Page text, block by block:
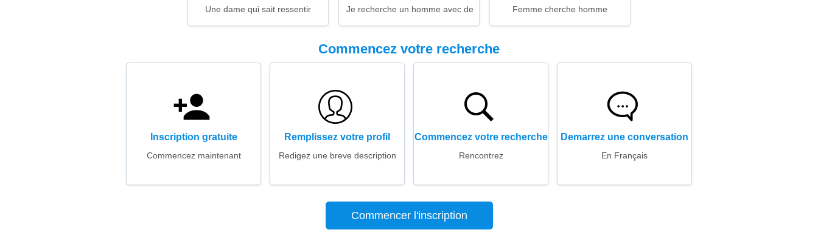
Une dame qui sait ressentir
Je recherche un homme avec des intentions sérieusesFemme cherche homme
Commencez votre recherche
Inscription gratuite
Commencez maintenant
Remplissez votre profil
Redigez une breve description
Commencez votre recherche
Rencontrez
Demarrez une conversation
En Français
Commencer l'inscription